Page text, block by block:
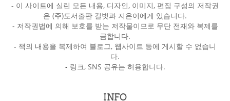
- 이 사이트에 실린 모든 내용, 디자인, 이미지, 편집 구성의 저작권
은 (주)도서출판 길벗과 지은이에게 있습니다.
- 저작권법에 의해 보호를 받는 저작물이므로 무단 전재와 복제를
금합니다.
- 책의 내용을 복제하여 블로그, 웹사이트 등에 게시할 수 없습니
다.
- 링크, SNS 공유는 허용합니다.
INFO